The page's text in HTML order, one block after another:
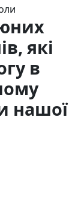
які
в
нашої